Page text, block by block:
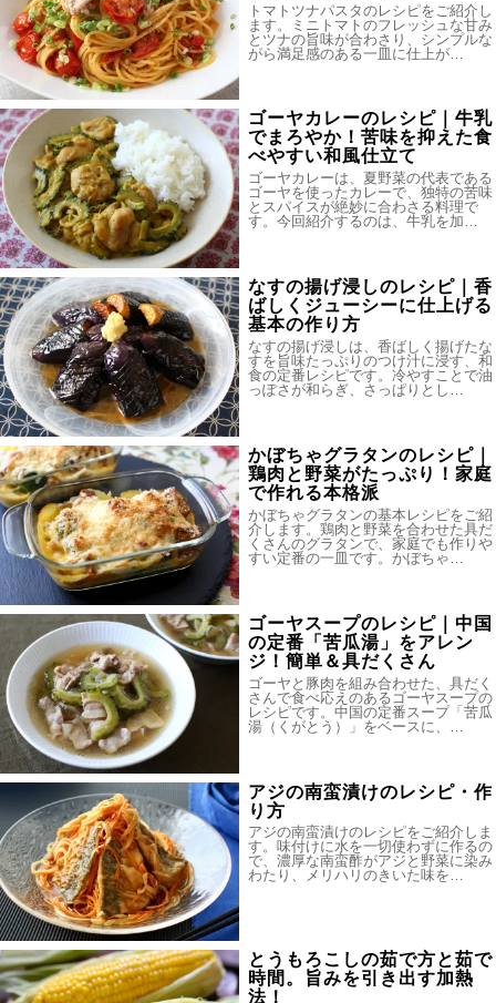
トマトツナパスタのレシピをご紹介し
ます。ミニトマトのフレッシュな甘み
とツナの旨味が合わさり、シンプルな
がら満足感のある一皿に仕上が…
ゴーヤカレーのレシピ｜牛乳
でまろやか！苦味を抑えた食
べやすい和風仕立て
ゴーヤカレーは、夏野菜の代表である
ゴーヤを使ったカレーで、独特の苦味
とスパイスが絶妙に合わさる料理で
す。今回紹介するのは、牛乳を加…
なすの揚げ浸しのレシピ｜香
ばしくジューシーに仕上げる
基本の作り方
なすの揚げ浸しは、香ばしく揚げたな
すを旨味たっぷりのつけ汁に浸す、和
食の定番レシピです。冷やすことで油
っぽさが和らぎ、さっぱりとし…
かぼちゃグラタンのレシピ｜
鶏肉と野菜がたっぷり！家庭
で作れる本格派
かぼちゃグラタンの基本レシピをご紹
介します。鶏肉と野菜を合わせた具だ
くさんのグラタンで、家庭でも作りや
すい定番の一皿です。かぼちゃ…
ゴーヤスープのレシピ｜中国
の定番「苦瓜湯」をアレン
ジ！簡単＆具だくさん
ゴーヤと豚肉を組み合わせた、具だく
さんで食べ応えのあるゴーヤスープの
レシピです。中国の定番スープ「苦瓜
湯（くがとう）」をベースに、…
アジの南蛮漬けのレシピ・作
り方
アジの南蛮漬けのレシピをご紹介しま
す。味付けに水を一切使わずに作るの
で、濃厚な南蛮酢がアジと野菜に染み
わたり、メリハリのきいた味を…
とうもろこしの茹で方と茹で
時間。旨みを引き出す加熱
法！